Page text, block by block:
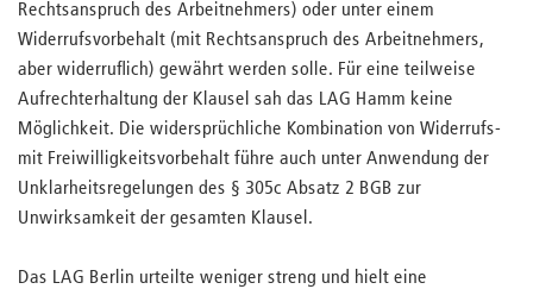
Rechtsanspruch des Arbeitnehmers) oder unter einem
Widerrufsvorbehalt (mit Rechtsanspruch des Arbeitnehmers,
aber widerruflich) gewährt werden solle. Für eine teilweise
Aufrechterhaltung der Klausel sah das LAG Hamm keine
Möglichkeit. Die widersprüchliche Kombination von Widerrufs-
mit Freiwilligkeitsvorbehalt führe auch unter Anwendung der
Unklarheitsregelungen des § 305c Absatz 2 BGB zur
Unwirksamkeit der gesamten Klausel.
Das LAG Berlin urteilte weniger streng und hielt eine